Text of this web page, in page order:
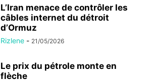
L’Iran menace de contrôler les
câbles internet du détroit
d’Ormuz
Rizlene - 21/05/2026
Le prix du pétrole monte en
flèche